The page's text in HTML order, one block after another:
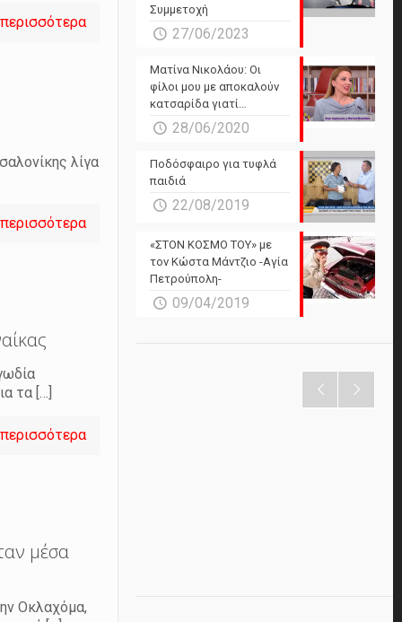
λίγα
τα […]
μέσα
Οκλαχόμα,
Συμμετοχή
27/06/2023
Ματίνα Νικολάου: Οι
φίλοι μου με αποκαλούν
κατσαρίδα γιατί…
28/06/2020
Ποδόσφαιρο για τυφλά
παιδιά
22/08/2019
«ΣΤΟΝ ΚΟΣΜΟ ΤΟΥ» με
τον Κώστα Μάντζιο -Αγία
Πετρούπολη-
09/04/2019